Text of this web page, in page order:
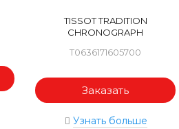
TISSOT TRADITION
CHRONOGRAPH
T0636171605700
Заказать
Узнать больше